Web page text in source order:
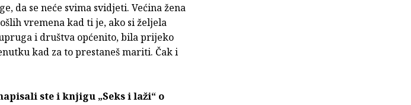
da se neće svima svidjeti. Većina žena
vremena kad ti je, ako si željela
i društva općenito, bila prijeko
kad za to prestaneš mariti. Čak i
ste i knjigu „Seks i laži“ o